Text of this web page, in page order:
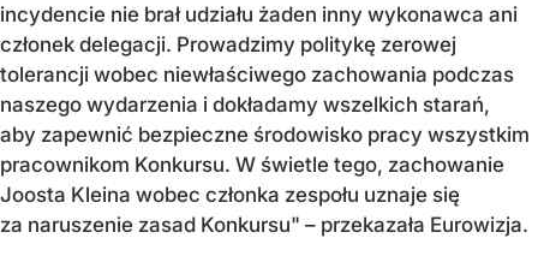
incydencie nie brał udziału żaden inny wykonawca ani
członek delegacji. Prowadzimy politykę zerowej
tolerancji wobec niewłaściwego zachowania podczas
naszego wydarzenia i dokładamy wszelkich starań,
aby zapewnić bezpieczne środowisko pracy wszystkim
pracownikom Konkursu. W świetle tego, zachowanie
Joosta Kleina wobec członka zespołu uznaje się
za naruszenie zasad Konkursu" – przekazała Eurowizja.